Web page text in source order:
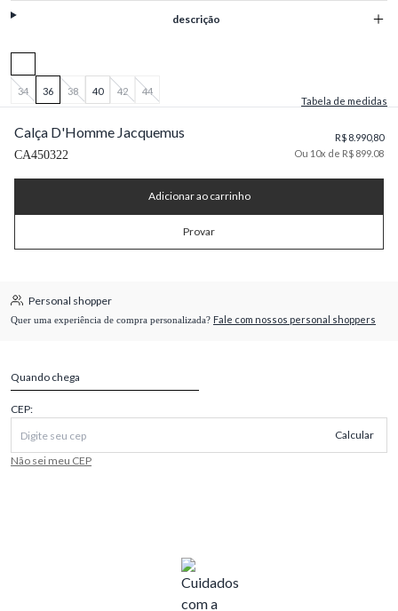
descrição
34 36 38 40 42
44
Tabela de medidas
Calça D'Homme Jacquemus
CA450322
R$ 8.990,80
Ou 10x de R$ 899.08
Adicionar ao carrinho
Provar
Personal shopper
Quer uma experiência de compra personalizada? Fale com nossos personal shoppers
Quando chega
CEP:
Calcular
Não sei meu CEP